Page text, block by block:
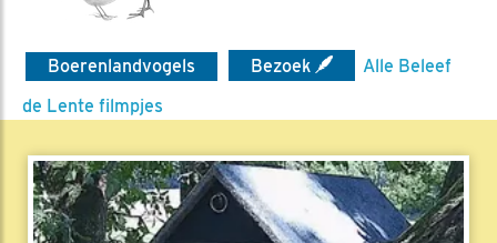
Boerenlandvogels Bezoek
Alle Beleef
de Lente filmpjes